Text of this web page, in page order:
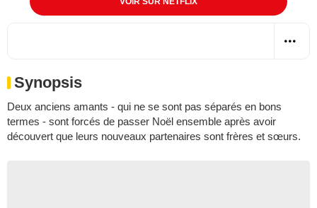
Synopsis
Deux anciens amants - qui ne se sont pas séparés en bons
termes - sont forcés de passer Noël ensemble après avoir
découvert que leurs nouveaux partenaires sont frères et sœurs.